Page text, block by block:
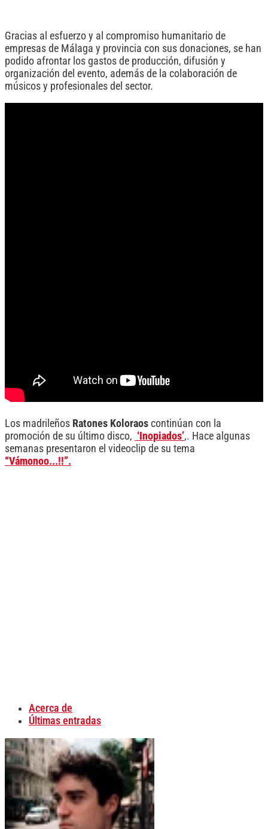
Gracias al esfuerzo y al compromiso humanitario de
empresas de Málaga y provincia con sus donaciones, se han
podido afrontar los gastos de producción, difusión y
organización del evento, además de la colaboración de
músicos y profesionales del sector.
Los madrileños Ratones Koloraos continúan con la
promoción de su último disco, ‘Inopiados’,. Hace algunas
semanas presentaron el videoclip de su tema
“Vámonoo...!!”.
Acerca de
Últimas entradas